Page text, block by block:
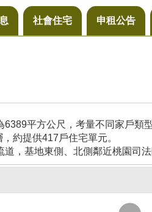
社會住宅 申租公告
平方公尺，考量不同家戶類
約提供417戶住宅單元。
，基地東側、北側鄰近桃園司法